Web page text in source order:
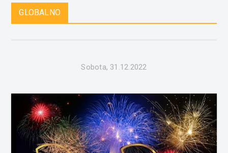
GLOBALNO
Sobota, 31.12.2022